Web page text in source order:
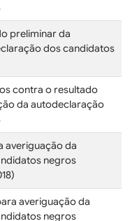
preliminar da
dos candidatos
contra o resultado
da autodeclaração
averiguação da
negros
averiguação da
negros